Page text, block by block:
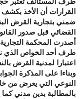
القرارات أن الأخذ
ضمني بتجارية القرض
القضائي قبل صدور
أصدرت المحكمة
طرف أحد الخواص الذي
وبناءا على المذكرة
النوعي التي يعرض من
بالمطالبة بدين مدني